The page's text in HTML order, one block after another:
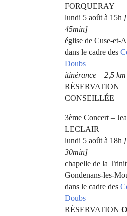
FORQUERAY
lundi 5 août à 15h
45min]
église de Cuse-et-
dans le cadre des
Doubs
itinérance – 2,5 km
RÉSERVATION
CONSEILLÉE
3ème Concert –
LECLAIR
lundi 5 août à 18h
30min]
chapelle de la
Gondenans-les-
dans le cadre des
Doubs
RÉSERVATION